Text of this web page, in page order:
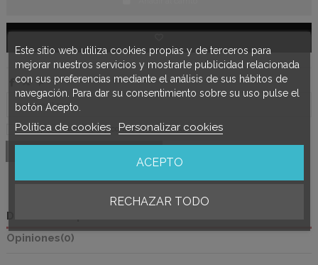
Acepto lostérminos y condiciones de uso
Detalles del producto
Opiniones(0)
Este sitio web utiliza cookies propias y de terceros para
mejorar nuestros servicios y mostrarle publicidad relacionada
con sus preferencias mediante el análisis de sus hábitos de
navegación. Para dar su consentimiento sobre su uso pulse el
botón Acepto.
Política de cookies Personalizar cookies
RECHAZAR TODO
ACEPTO